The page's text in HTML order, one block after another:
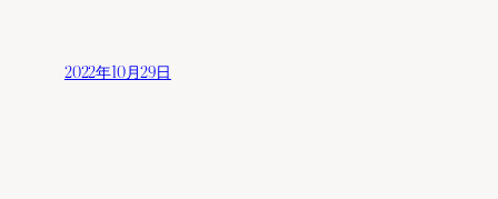
2022年10月29日